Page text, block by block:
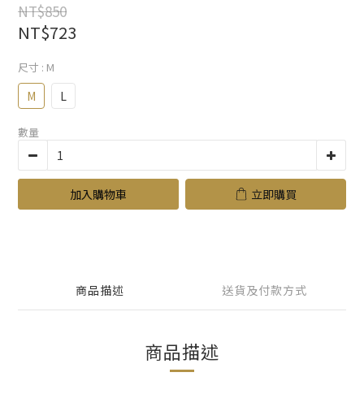
NT$850
NT$723
尺寸 : M
M L
數量
加入購物車 立即購買
商品描述 送貨及付款方式
商品描述